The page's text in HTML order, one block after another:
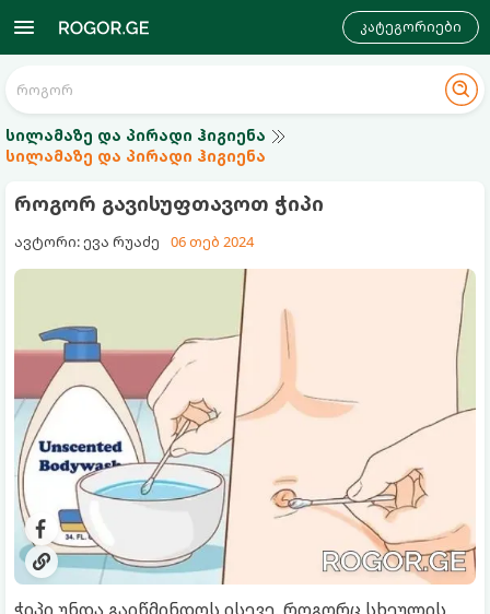
კატეგორიები
სილამაზე და პირადი ჰიგიენა
სილამაზე და პირადი ჰიგიენა
როგორ გავისუფთავოთ ჭიპი
ავტორი: ევა რუაძე 06 თებ 2024